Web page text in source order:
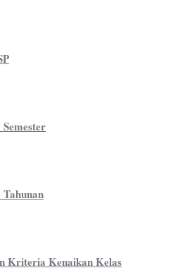
Kriteria Kenaikan Kelas